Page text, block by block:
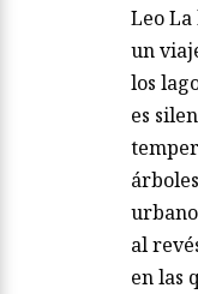
Leo
un
los
es
al
en las